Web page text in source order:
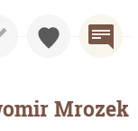
Mrozek